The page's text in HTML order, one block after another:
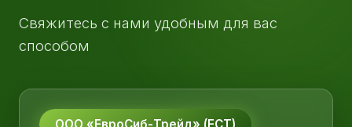
Свяжитесь с нами удобным для вас
способом